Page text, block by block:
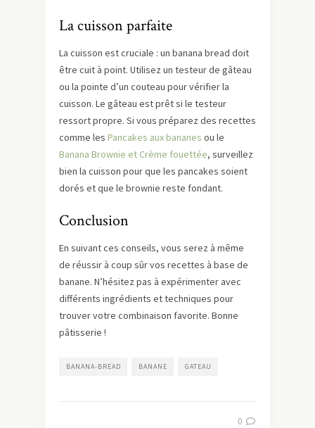
La cuisson parfaite
La cuisson est cruciale : un banana bread doit
être cuit à point. Utilisez un testeur de gâteau
ou la pointe d’un couteau pour vérifier la
cuisson. Le gâteau est prêt si le testeur
ressort propre. Si vous préparez des recettes
comme les Pancakes aux bananes ou le
Banana Brownie et Crème fouettée, surveillez
bien la cuisson pour que les pancakes soient
dorés et que le brownie reste fondant.
Conclusion
En suivant ces conseils, vous serez à même
de réussir à coup sûr vos recettes à base de
banane. N’hésitez pas à expérimenter avec
différents ingrédients et techniques pour
trouver votre combinaison favorite. Bonne
pâtisserie !
BANANA-BREAD BANANE GATEAU
0